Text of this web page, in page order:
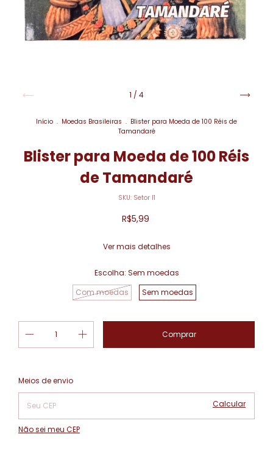
1 / 4
Início . Moedas Brasileiras . Blister para Moeda de 100 Réis de
Tamandaré
Blister para Moeda de 100 Réis
de Tamandaré
SKU: Setor I1
R$5,99
Ver mais detalhes
Escolha: Sem moedas
Com moedas
Sem moedas
Entregas para o CEP:
Meios de envio
Calcular
Não sei meu CEP